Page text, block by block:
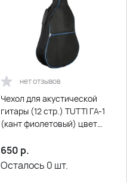
нет отзывов
Чехол для акустической
гитары (12 стр.) TUTTI ГА-1
(кант фиолетовый) цвет
650 р.
Осталось 0 шт.